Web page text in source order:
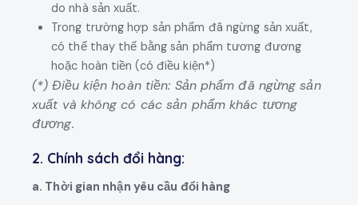
do nhà sản xuất.
Trong trường hợp sản phẩm đã ngừng sản xuất,
có thể thay thế bằng sản phẩm tương đương
hoặc hoàn tiền (có điều kiện*)
(*) Điều kiện hoàn tiền: Sản phẩm đã ngừng sản
xuất và không có các sản phẩm khác tương
đương.
2. Chính sách đổi hàng:
a. Thời gian nhận yêu cầu đổi hàng